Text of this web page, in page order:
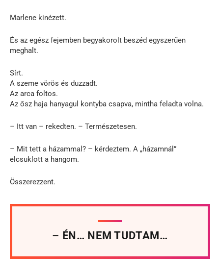
Marlene kinézett.
És az egész fejemben begyakorolt beszéd egyszerűen
meghalt.
Sírt.
A szeme vörös és duzzadt.
Az arca foltos.
Az ősz haja hanyagul kontyba csapva, mintha feladta volna.
– Itt van – rekedten. – Természetesen.
– Mit tett a házammal? – kérdeztem. A „házamnál”
elcsuklott a hangom.
Összerezzent.
– ÉN… NEM TUDTAM…